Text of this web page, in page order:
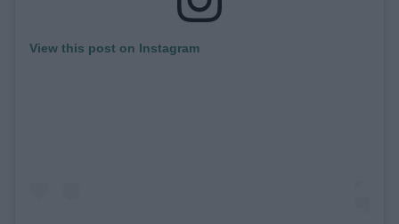
View this post on Instagram